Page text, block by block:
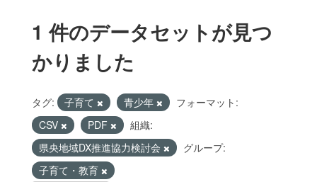
1 件のデータセットが見つ
かりました
タグ: 子育て 青少年
フォーマット:
CSV
PDF
組織:
県央地域DX推進協力検討会
グループ:
子育て・教育